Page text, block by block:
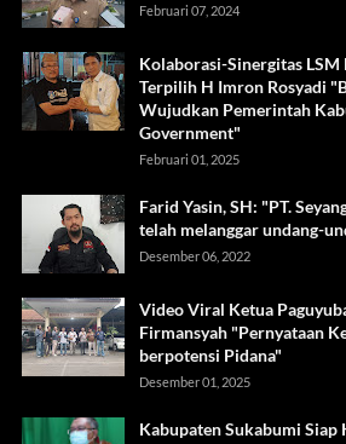
Februari 07, 2024
Kolaborasi-Sinergitas LSM
Terpilih H Imron Rosyadi
Wujudkan Pemerintah
Government"
Februari 01, 2025
Farid Yasin, SH: "PT.
telah melanggar undang-
Desember 06, 2022
Video Viral Ketua
Firmansyah "Pernyataan
berpotensi Pidana"
Desember 01, 2025
Kabupaten Sukabumi Siap